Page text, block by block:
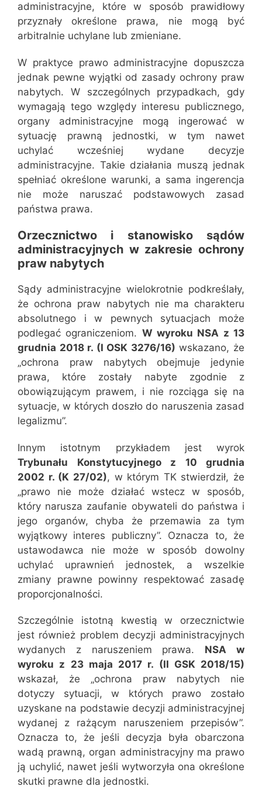
administracyjne, które w sposób prawidłowy
przyznały określone prawa, nie mogą być
arbitralnie uchylane lub zmieniane.
W praktyce prawo administracyjne dopuszcza
jednak pewne wyjątki od zasady ochrony praw
nabytych. W szczególnych przypadkach, gdy
wymagają tego względy interesu publicznego,
organy administracyjne mogą ingerować w
sytuację prawną jednostki, w tym nawet
uchylać wcześniej wydane decyzje
administracyjne. Takie działania muszą jednak
spełniać określone warunki, a sama ingerencja
nie może naruszać podstawowych zasad
państwa prawa.
Orzecznictwo i stanowisko sądów
administracyjnych w zakresie ochrony
praw nabytych
Sądy administracyjne wielokrotnie podkreślały,
że ochrona praw nabytych nie ma charakteru
absolutnego i w pewnych sytuacjach może
podlegać ograniczeniom. W wyroku NSA z 13
grudnia 2018 r. (I OSK 3276/16) wskazano, że
„ochrona praw nabytych obejmuje jedynie
prawa, które zostały nabyte zgodnie z
obowiązującym prawem, i nie rozciąga się na
sytuacje, w których doszło do naruszenia zasad
legalizmu”.
Innym istotnym przykładem jest wyrok
Trybunału Konstytucyjnego z 10 grudnia
2002 r. (K 27/02), w którym TK stwierdził, że
„prawo nie może działać wstecz w sposób,
który narusza zaufanie obywateli do państwa i
jego organów, chyba że przemawia za tym
wyjątkowy interes publiczny”. Oznacza to, że
ustawodawca nie może w sposób dowolny
uchylać uprawnień jednostek, a wszelkie
zmiany prawne powinny respektować zasadę
proporcjonalności.
Szczególnie istotną kwestią w orzecznictwie
jest również problem decyzji administracyjnych
wydanych z naruszeniem prawa. NSA w
wyroku z 23 maja 2017 r. (II GSK 2018/15)
wskazał, że „ochrona praw nabytych nie
dotyczy sytuacji, w których prawo zostało
uzyskane na podstawie decyzji administracyjnej
wydanej z rażącym naruszeniem przepisów”.
Oznacza to, że jeśli decyzja była obarczona
wadą prawną, organ administracyjny ma prawo
ją uchylić, nawet jeśli wytworzyła ona określone
skutki prawne dla jednostki.